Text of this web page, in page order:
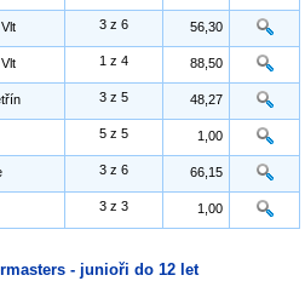
3 z 6 56,30
1 z 4 88,50
3 z 5 48,27
5 z 5 1,00
3 z 6 66,15
3 z 3 1,00
- junioři do 12 let